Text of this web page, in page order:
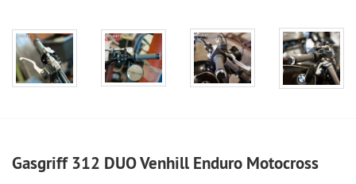
Gasgriff 312 DUO Venhill Enduro Motocross